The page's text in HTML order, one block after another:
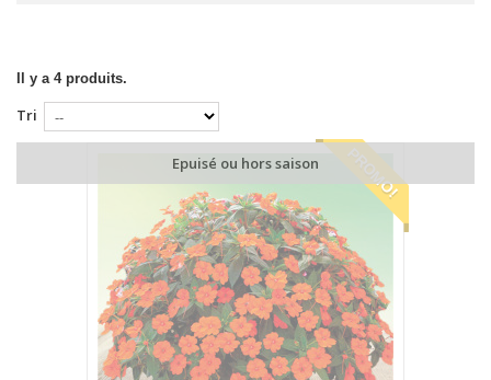
Il y a 4 produits.
Tri
Epuisé ou hors saison PROMO!